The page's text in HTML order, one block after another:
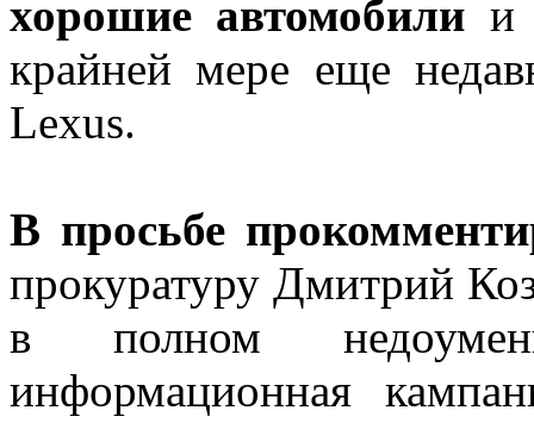
хорошие автомобили и
крайней мере еще
Lexus.
В просьбе
прокуратуру Дмитрий
в полном
информационная